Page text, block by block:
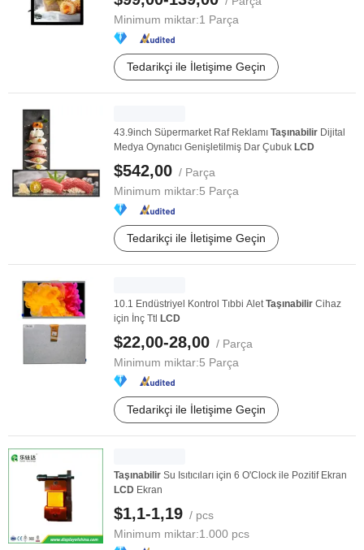
Minimum miktar:1 Parça
Tedarikçi ile İletişime Geçin
43.9inch Süpermarket Raf Reklamı Taşınabilir Dijital
Medya Oynatıcı Genişletilmiş Dar Çubuk LCD
$542,00 / Parça
Minimum miktar:5 Parça
Tedarikçi ile İletişime Geçin
10.1 Endüstriyel Kontrol Tıbbi AletTaşınabilir Cihaz
için İnç Ttl LCD
$22,00-28,00 / Parça
Minimum miktar:5 Parça
Tedarikçi ile İletişime Geçin
Taşınabilir Su Isıtıcıları için 6 O'Clock ile Pozitif Ekran
LCD Ekran
$1,1-1,19 / pcs
Minimum miktar:1.000 pcs